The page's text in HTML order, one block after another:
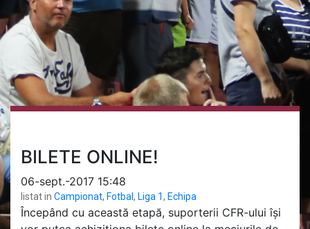
BILETE ONLINE!
06-sept.-2017 15:48
listat in Campionat, Fotbal , Liga 1, Echipa
Începând cu această etapă, suporterii CFR-ului își